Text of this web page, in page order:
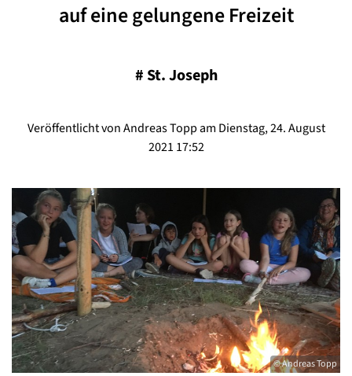
auf eine gelungene Freizeit
# St. Joseph
Veröffentlicht von Andreas Topp am Dienstag, 24. August
2021 17:52
© Andreas Topp